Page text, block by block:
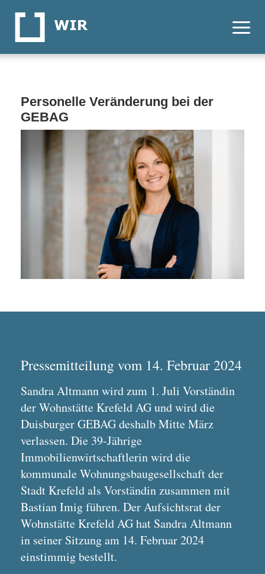
Personelle Veränderung bei der
GEBAG
Pressemitteilung vom 14. Februar 2024
Sandra Altmann wird zum 1. Juli Vorständin
der Wohnstätte Krefeld AG und wird die
Duisburger GEBAG deshalb Mitte März
verlassen. Die 39-Jährige
Immobilienwirtschaftlerin wird die
kommunale Wohnungsbaugesellschaft der
Stadt Krefeld als Vorständin zusammen mit
Bastian Imig führen. Der Aufsichtsrat der
Wohnstätte Krefeld AG hat Sandra Altmann
in seiner Sitzung am 14. Februar 2024
einstimmig bestellt.